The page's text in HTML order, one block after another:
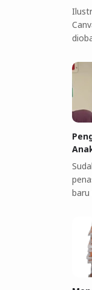
baru